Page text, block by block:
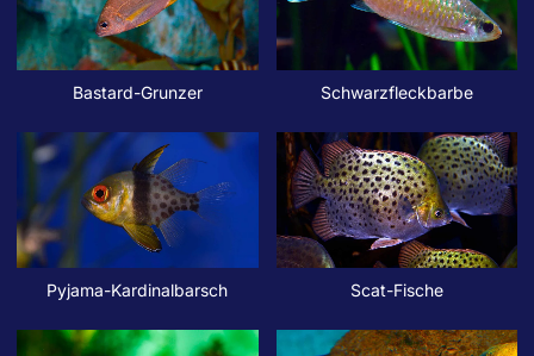
Bastard-Grunzer Schwarzfleckbarbe
Pyjama-Kardinalbarsch Scat-Fische